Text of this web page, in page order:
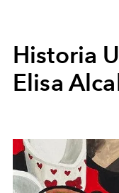
Historia
Elisa